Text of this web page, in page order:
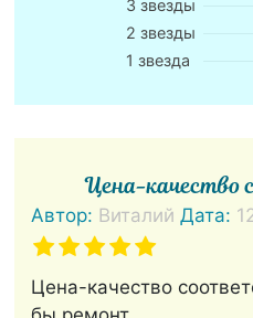
3 звезды
2 звезды
1 звезда
Цена-качество
Автор: Виталий Дата:
Цена-качество